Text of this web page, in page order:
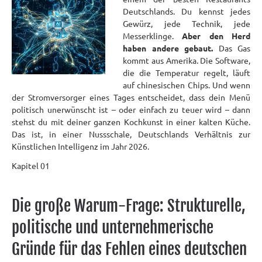
Deutschlands. Du kennst jedes
Gewürz, jede Technik, jede
Messerklinge.Aber den Herd
haben andere gebaut. Das Gas
kommt aus Amerika. Die Software,
die die Temperatur regelt, läuft
auf chinesischen Chips. Und wenn
der Stromversorger eines Tages entscheidet, dass dein Menü
politisch unerwünscht ist – oder einfach zu teuer wird – dann
stehst du mit deiner ganzen Kochkunst in einer kalten Küche.
Das ist, in einer Nussschale, Deutschlands Verhältnis zur
Künstlichen Intelligenz im Jahr 2026.
Kapitel 01
Die große Warum-Frage: Strukturelle,
politische und unternehmerische
Gründe für das Fehlen eines deutschen